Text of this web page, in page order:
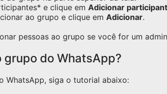
e clique em Adicionar
ao grupo e clique em Adicionar.
pessoas ao grupo se você for um
grupo do WhatsApp?
WhatsApp, siga o tutorial abaixo: